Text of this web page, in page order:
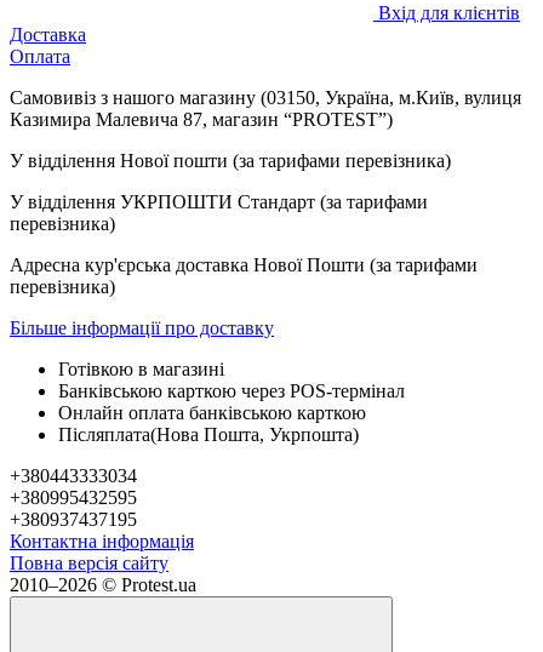
Вхід для клієнтів
Доставка
Оплата
Самовивіз з нашого магазину (03150, Україна, м.Київ, вулиця
Казимира Малевича 87, магазин “PROTEST”)
У відділення Нової пошти (за тарифами перевізника)
У відділення УКРПОШТИ Стандарт (за тарифами
перевізника)
Адресна кур'єрська доставка Нової Пошти (за тарифами
перевізника)
Більше інформації про доставку
Готівкою в магазині
Банківською карткою через POS-термінал
Онлайн оплата банківською карткою
Післяплата(Нова Пошта, Укрпошта)
+380443333034
+380995432595
+380937437195
Контактна інформація
Повна версія сайту
2010–2026 © Protest.ua